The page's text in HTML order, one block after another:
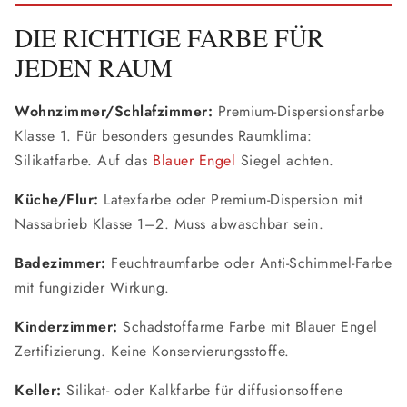
DIE RICHTIGE FARBE FÜR
JEDEN RAUM
Wohnzimmer/Schlafzimmer: Premium-Dispersionsfarbe
Klasse 1. Für besonders gesundes Raumklima:
Silikatfarbe. Auf das Blauer Engel Siegel achten.
Küche/Flur: Latexfarbe oder Premium-Dispersion mit
Nassabrieb Klasse 1–2. Muss abwaschbar sein.
Badezimmer: Feuchtraumfarbe oder Anti-Schimmel-Farbe
mit fungizider Wirkung.
Kinderzimmer: Schadstoffarme Farbe mit Blauer Engel
Zertifizierung. Keine Konservierungsstoffe.
Keller: Silikat- oder Kalkfarbe für diffusionsoffene